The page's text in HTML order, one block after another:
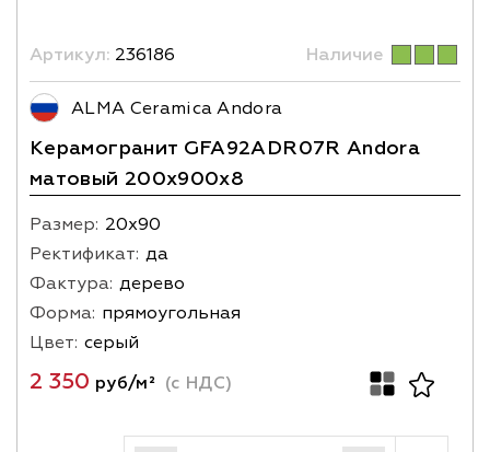
Артикул: 236186 Наличие
ALMA Ceramica Andora
Керамогранит GFA92ADR07R Andora
матовый 200х900x8
Размер: 20х90
Ректификат: да
Фактура: дерево
Форма: прямоугольная
Цвет: серый
2 350 руб/м² (с НДС)